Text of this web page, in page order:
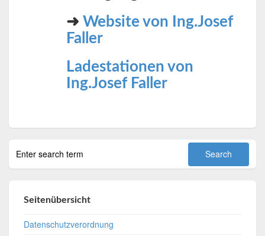
➜ Website von Ing.Josef
Faller
Ladestationen von
Ing.Josef Faller
Seitenübersicht
Datenschutzverordnung